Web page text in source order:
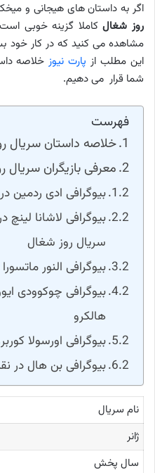
اگر به داستان های هیجانی و
روز شغالکاملا گزینه خوبی
مشاهده می کنید که در کار خود
این مطلب از پارت نیوزخلاصه
شما قرار می دهیم.
فهرست
خلاصه داستان سریال
معرفی بازیگران سریال
بیوگرافی ادی
بیوگرافی لاشانا
سریال روز شغال
بیوگرافی النور
بیوگرافی چوکوودی
هالکرو
بیوگرافی اورسولا
بیوگرافی بن هال در
نام سریال
ژانر
سال پخش